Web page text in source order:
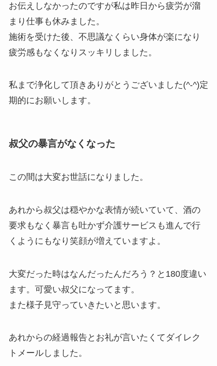
お伝えしなかったのですが私は昨日から疲労が溜
まり仕事も休みました。
施術を受けた後、不思議なくらい身体が楽になり
疲労感もなくなりスッキリしました。
私まで浄化して頂きありがとうございました(^-^)定
期的にお願いします。
叔父の暴言がなくなった
この間は大変お世話になりました。
あれから叔父は穏やかな表情が続いていて、酒の
要求もなく暴言も吐かず介護サービスも進んで行
くようにもなり笑顔が増えていますよ。
大変だった時はなんだったんだろう？と180度違い
ます。可愛い叔父になってます。
また様子見守っていきたいと思います。
あれからの経過報告とお礼が言いたくてダイレク
トメールしました。